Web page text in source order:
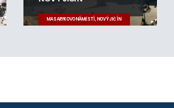
MASARYKOVO NÁMĚSTÍ, NOVÝ JIČÍN